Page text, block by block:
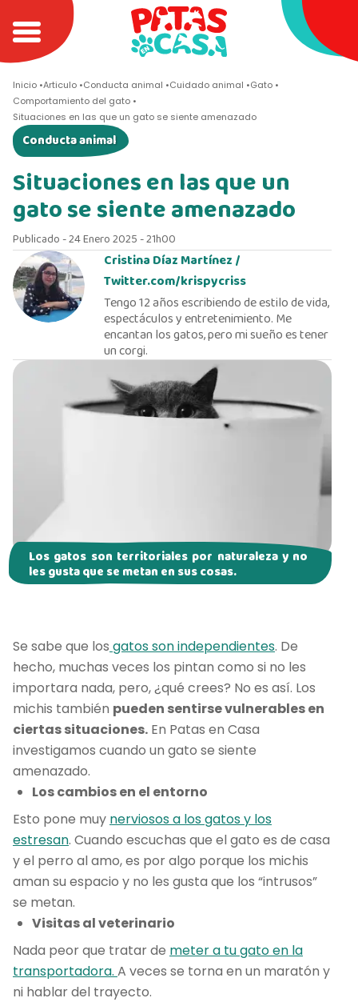
Inicio Articulo Conducta animal Cuidado animal
Gato
Comportamiento del gato
Situaciones en las que un gato se siente amenazado
Conducta animal
Situaciones en las que un
gato se siente amenazado
Publicado - 24 Enero 2025 - 21h00
Cristina Díaz Martínez /
Twitter.com/krispycriss
Tengo 12 años escribiendo de estilo de vida,
espectáculos y entretenimiento. Me
encantan los gatos, pero mi sueño es tener
un corgi.
Los gatos son territoriales por naturaleza y no
les gusta que se metan en sus cosas.
Se sabe que los gatos son independientes. De
hecho, muchas veces los pintan como si no les
importara nada, pero, ¿qué crees? No es así. Los
michis también pueden sentirse vulnerables en
ciertas situaciones. En Patas en Casa
investigamos cuando un gato se siente
amenazado.
Los cambios en el entorno
Esto pone muy nerviosos a los gatos y los
estresan. Cuando escuchas que el gato es de casa
y el perro al amo, es por algo porque los michis
aman su espacio y no les gusta que los “intrusos”
se metan.
Visitas al veterinario
Nada peor que tratar de meter a tu gato en la
transportadora. A veces se torna en un maratón y
ni hablar del trayecto.